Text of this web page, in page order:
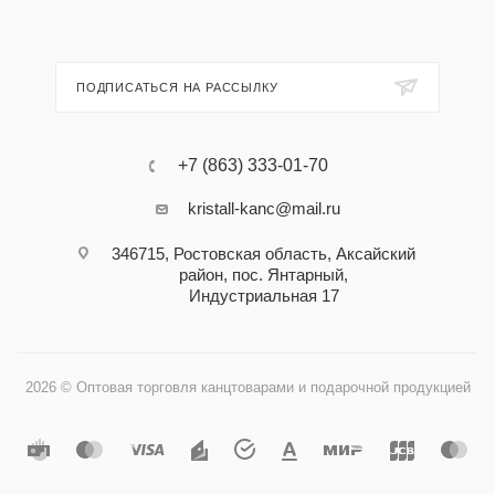
ПОДПИСАТЬСЯ НА РАССЫЛКУ
+7 (863) 333-01-70
kristall-kanc@mail.ru
346715, Ростовская область​, Аксайский
район, пос. Янтарный,
Индустриальная 17
2026 © Оптовая торговля канцтоварами и подарочной продукцией